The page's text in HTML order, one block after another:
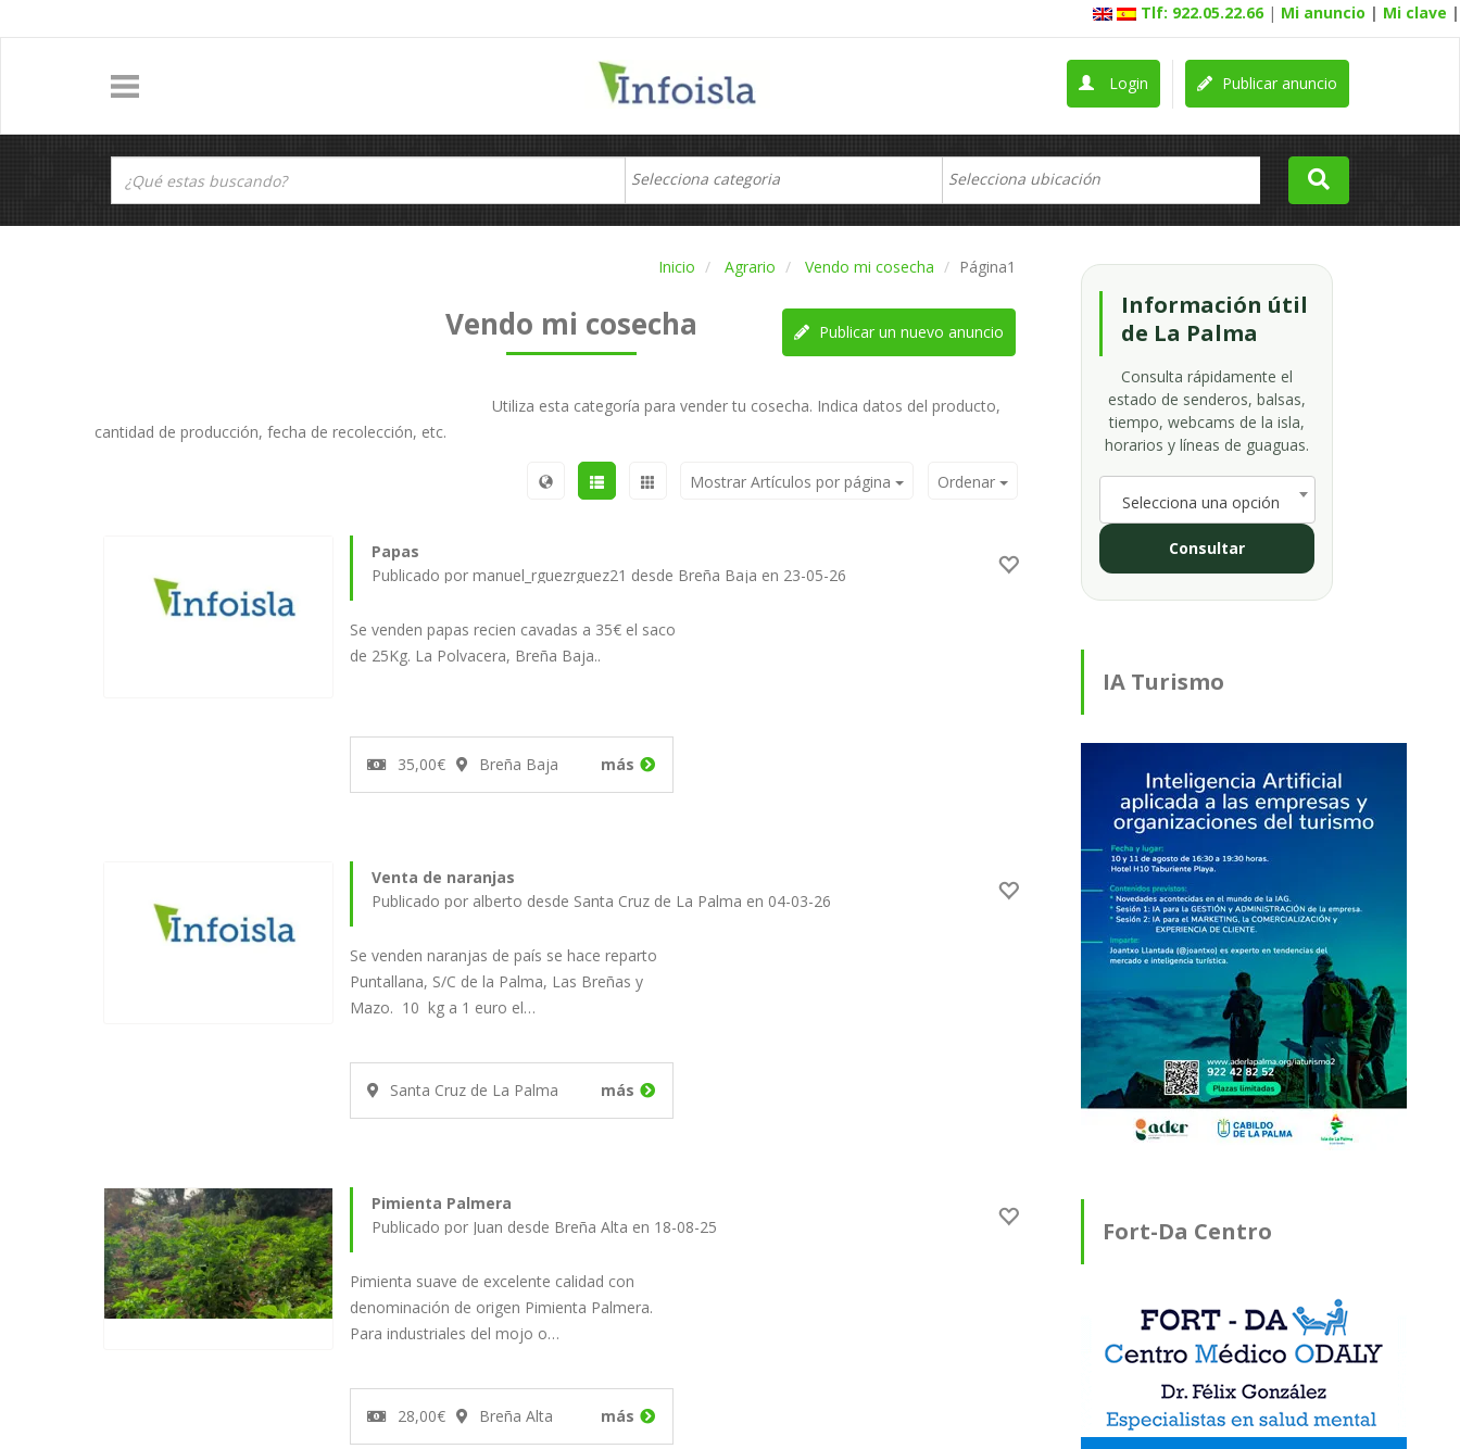
Tlf: 922.05.22.66 | Mi anuncio | Mi clave |
Publicar anuncio
Login
Inicio Agrario Vendo mi cosecha Página1
Vendo mi cosecha Publicar un nuevo anuncio
Utiliza esta categoría para vender tu cosecha. Indica datos del producto,
cantidad de producción, fecha de recolección, etc.
Ordenar
Mostrar Artículos por página
Papas
Publicado por manuel_rguezrguez21 desde Breña Baja en 23-05-26
Se venden papas recien cavadas a 35€ el saco
de 25Kg. La Polvacera, Breña Baja..
35,00€ Breña Baja más
Venta de naranjas
Publicado por alberto desde Santa Cruz de La Palma en 04-03-26
Se venden naranjas de país se hace reparto
Puntallana, S/C de la Palma, Las Breñas y
Mazo. 10 kg a 1 euro el…
Santa Cruz de La Palma más
Pimienta Palmera
Publicado por Juan desde Breña Alta en 18-08-25
Pimienta suave de excelente calidad con
denominación de origen Pimienta Palmera.
Para industriales del mojo o…
28,00€ Breña Alta más
Información útil
de La Palma
Consulta rápidamente el
estado de senderos, balsas,
tiempo, webcams de la isla,
horarios y líneas de guaguas.
Selecciona una opción
Consultar
IA Turismo
Fort-Da Centro